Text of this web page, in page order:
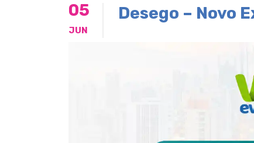
05
JUN
Desego – Novo